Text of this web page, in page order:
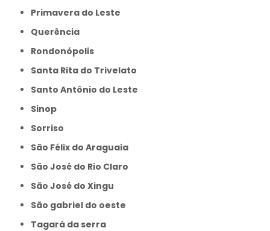
Primavera do Leste
Querência
Rondonópolis
Santa Rita do Trivelato
Santo Antônio do Leste
Sinop
Sorriso
São Félix do Araguaia
São José do Rio Claro
São José do Xingu
São gabriel do oeste
Tagará da serra